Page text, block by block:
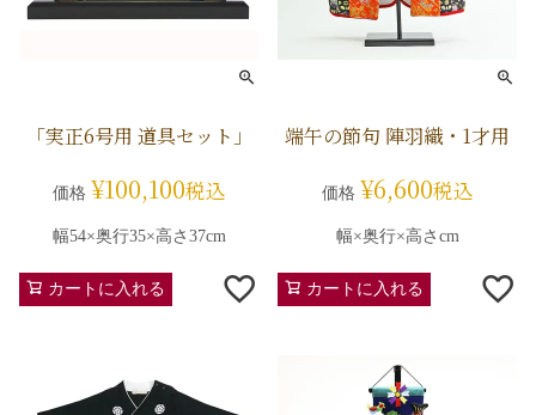
「実正6号用 道具セット」
価格 ¥100,100税込
幅54×奥行35×高さ37cm
カートに入れる
端午の節句 陣羽織・1才用
価格 ¥6,600税込
幅×奥行×高さcm
カートに入れる